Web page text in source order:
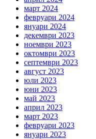
март 2024
февруари 2024
януари 2024
декември 2023
ноември 2023
октомври 2023
септември 2023
август 2023
юли 2023
юни 2023
май 2023
април 2023
март 2023
февруари 2023
януари 2023